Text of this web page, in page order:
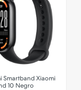
Smartband Xiaomi
10 Negro